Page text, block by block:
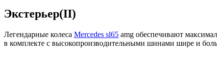
Экстерьер(II)
Легендарные колеса Mercedes sl65 amg обеспечивают
в комплекте с высокопроизводительными шинами шире и